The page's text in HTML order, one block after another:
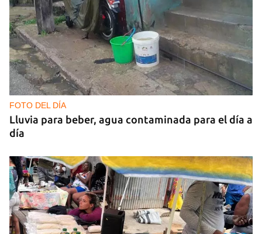
FOTO DEL DÍA
Lluvia para beber, agua contaminada para el día a
día